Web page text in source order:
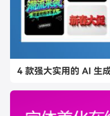
4 款强大实用的 AI 生